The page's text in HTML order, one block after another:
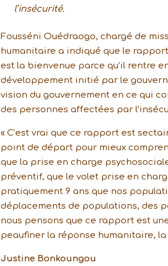
l’insécurité.
Fousséni Ouédraogo, chargé de
humanitaire a indiqué que le
est la bienvenue parce qu’il rentre
développement initié par le
vision du gouvernement en ce qui
des personnes affectées par
« C’est vrai que ce rapport est
point de départ pour mieux
que la prise en charge
préventif, que le volet prise en
pratiquement 9 ans que nos
déplacements de populations, des
nous pensons que ce rapport est
peaufiner la réponse humanitaire,
Justine Bonkoungou